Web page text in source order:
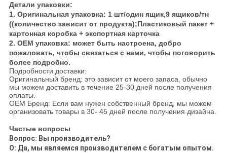
Детали упаковки:
1. Оригинальная упаковка: 1 шт/один ящик,9 ящиков/тн
((количество зависит от продукта);Пластиковый пакет +
картонная коробка + экспортная карточка
2. OEM упаковка: может быть настроена, добро
пожаловать, чтобы связаться с нами, чтобы поговорить
более подробно.
Подробности доставки:
Оригинальный бренд: это зависит от моего запаса, обычно
мы можем доставить в течение 25-30 дней после получения
оплаты.
OEM Бренд: Если вам нужен собственный бренд, мы можем
организовать товары в 30- 45 дней после получения дизайна.
Частые вопросы
Вопрос: Вы производитель?
О: Да, мы являемся производителем с богатым опытом.